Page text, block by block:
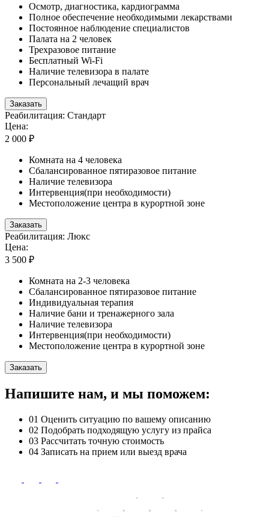
Осмотр, диагностика, кардиограмма
Полное обеспечение необходимыми лекарствами
Постоянное наблюдение специалистов
Палата на 2 человек
Трехразовое питание
Бесплатный Wi-Fi
Наличие телевизора в палате
Персональный лечащий врач
Заказать
Реабилитация: Стандарт
Цена:
2 000 ₽
Комната на 4 человека
Сбалансированное пятиразовое питание
Наличие телевизора
Интервенция(при необходимости)
Местоположение центра в курортной зоне
Заказать
Реабилитация: Люкс
Цена:
3 500 ₽
Комната на 2-3 человека
Сбалансированное пятиразовое питание
Индивидуальная терапия
Наличие бани и тренажерного зала
Наличие телевизора
Интервенция(при необходимости)
Местоположение центра в курортной зоне
Заказать
Напишите нам, и мы поможем:
01 Оценить ситуацию по вашему описанию
02 Подобрать подходящую услугу из прайса
03 Рассчитать точную стоимость
04 Записать на прием или выезд врача